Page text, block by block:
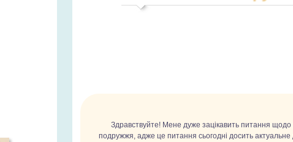
Здравствуйте! Мене дуже зацікавить питання щодо
подружжя, адже це питання сьогодні досить